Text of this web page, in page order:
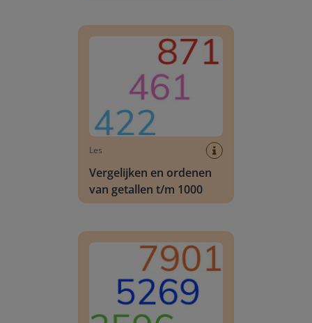
Les
Vergelijken en ordenen
van getallen t/m 1000